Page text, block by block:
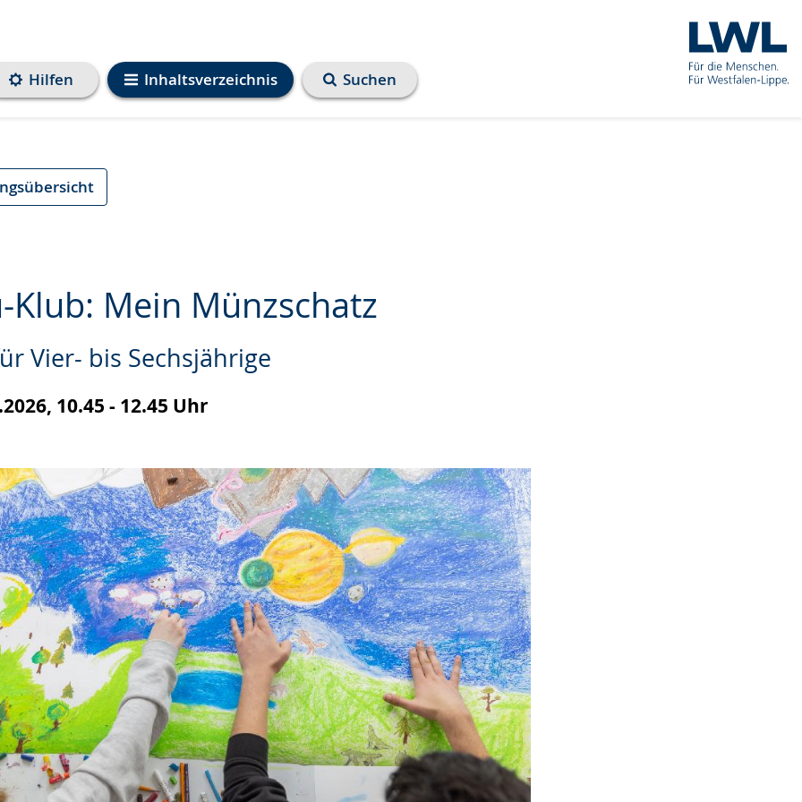
Inhaltsverzeichnis
Hilfen Suchen
Klub: Mein Münzschatz
Vier- bis Sechsjährige
10.45 - 12.45 Uhr